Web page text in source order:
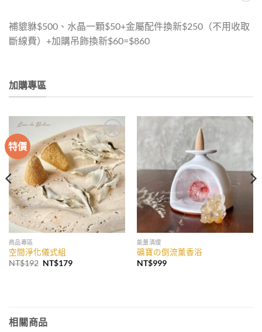
補貔貅$500、水晶一顆$50+金屬配件換新$250（不用收取
斷線費）+加購吊飾換新$60=$860
加購專區
特價
加入
收藏
商品專區
空間淨化儀式組
NT$192 原
NT$179目
收藏
能量清理
礦寶の倒流薰香浴
NT$999
相關商品